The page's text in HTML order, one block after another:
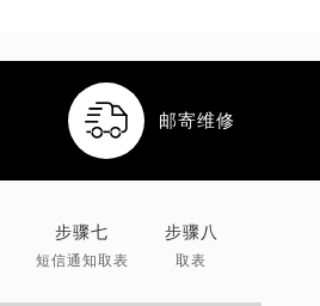
 邮寄维修
步骤七
短信通知取表
步骤八
取表